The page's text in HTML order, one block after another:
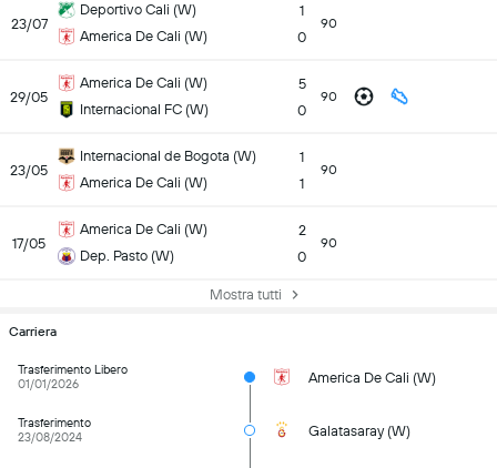
23/07
Deportivo Cali (W)
America De Cali (W)
1
0
90
29/05
America De Cali (W)
Internacional FC (W)
5
0
90
23/05
Internacional de Bogota (W)
America De Cali (W)
1
1
90
17/05
America De Cali (W)
Dep. Pasto (W)
2
0
90
Mostra tutti
Carriera
Trasferimento Libero
01/01/2026
America De Cali (W)
Trasferimento
23/08/2024
Galatasaray (W)